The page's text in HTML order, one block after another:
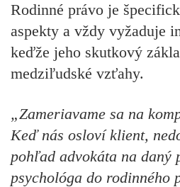
Rodinné právo je
aspekty a vždy vyžaduje
keďže jeho skutkový
medziľudské vzťahy.
„Zameriavame sa na
Keď nás osloví klient,
pohľad advokáta na daný
psychológa do rodinného